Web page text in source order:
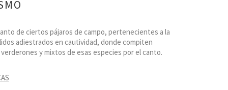
de ciertos pájaros de campo, pertenecientes a la
adiestrados en cautividad, donde compiten
y mixtos de esas especies por el canto.